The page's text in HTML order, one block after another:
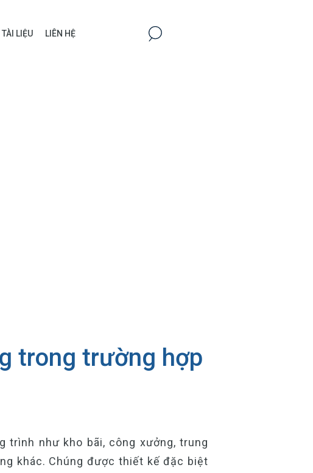
TÀI LIỆU LIÊN HỆ
trong trường hợp
trình như kho bãi, công xưởng, trung
khác. Chúng được thiết kế đặc biệt